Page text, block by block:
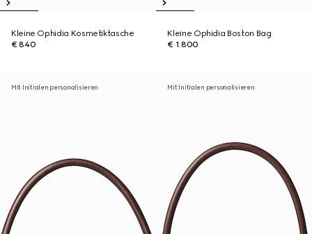
Kleine Ophidia Kosmetiktasche
€ 840
Kleine Ophidia Boston Bag
€ 1.800
Mit Initialen personalisieren Mit Initialen personalisieren